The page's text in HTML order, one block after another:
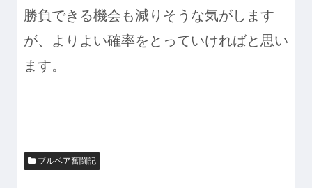
勝負できる機会も減りそうな気がします
が、よりよい確率をとっていければと思い
ます。
ブルベア奮闘記